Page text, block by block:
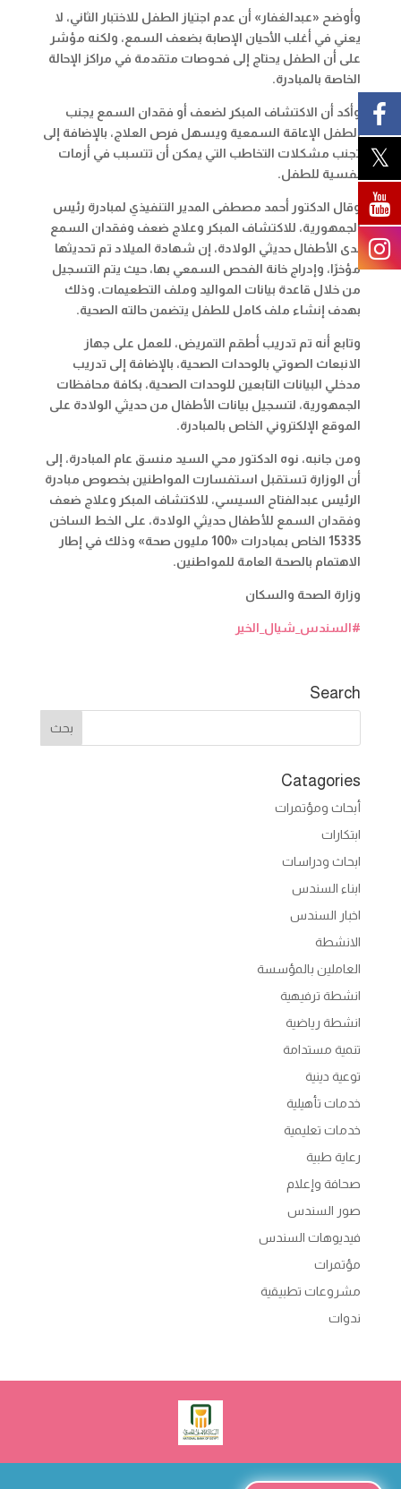
وأوضح «عبدالغفار» أن عدم اجتياز الطفل للاختبار الثاني، لا
يعني في أغلب الأحيان الإصابة بضعف السمع، ولكنه مؤشر
على أن الطفل يحتاج إلى فحوصات متقدمة في مراكز الإحالة
الخاصة بالمبادرة.
وأكد أن الاكتشاف المبكر لضعف أو فقدان السمع يجنب
الطفل الإعاقة السمعية ويسهل فرص العلاج، بالإضافة إلى
تجنب مشكلات التخاطب التي يمكن أن تتسبب في أزمات
نفسية للطفل.
وقال الدكتور أحمد مصطفى المدير التنفيذي لمبادرة رئيس
الجمهورية، للاكتشاف المبكر وعلاج ضعف وفقدان السمع
لدى الأطفال حديثي الولادة، إن شهادة الميلاد تم تحديثها
مؤخرًا، وإدراج خانة الفحص السمعي بها، حيث يتم التسجيل
من خلال قاعدة بيانات المواليد وملف التطعيمات، وذلك
بهدف إنشاء ملف كامل للطفل يتضمن حالته الصحية.
وتابع أنه تم تدريب أطقم التمريض، للعمل على جهاز
الانبعاث الصوتي بالوحدات الصحية، بالإضافة إلى تدريب
مدخلي البيانات التابعين للوحدات الصحية، بكافة محافظات
الجمهورية، لتسجيل بيانات الأطفال من حديثي الولادة على
الموقع الإلكتروني الخاص بالمبادرة.
ومن جانبه، نوه الدكتور محي السيد منسق عام المبادرة، إلى
أن الوزارة تستقبل استفسارت المواطنين بخصوص مبادرة
الرئيس عبدالفتاح السيسي، للاكتشاف المبكر وعلاج ضعف
وفقدان السمع للأطفال حديثي الولادة، على الخط الساخن
15335 الخاص بمبادرات «100 مليون صحة» وذلك في إطار
الاهتمام بالصحة العامة للمواطنين.
وزارة الصحة والسكان
#السندس_شيال_الخير
Search
Catagories
أبحاث ومؤتمرات
ابتكارات
ابحاث ودراسات
ابناء السندس
اخبار السندس
الانشطة
العاملين بالمؤسسة
انشطة ترفيهية
انشطة رياضية
تنمية مستدامة
توعية دينية
خدمات تأهيلية
خدمات تعليمية
رعاية طبية
صحافة وإعلام
صور السندس
فيديوهات السندس
مؤتمرات
مشروعات تطبيقية
ندوات